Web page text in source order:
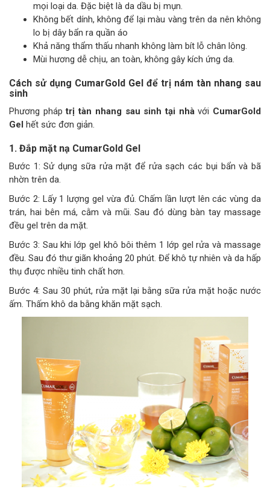
mọi loại da. Đặc biệt là da dầu bị mụn.
Không bết dính, không để lại màu vàng trên da nên không
lo bị dây bẩn ra quần áo
Khả năng thẩm thấu nhanh không làm bít lỗ chân lông.
Mùi hương dễ chịu, an toàn, không gây kích ứng da.
Cách sử dụng CumarGold Gel để trị nám tàn nhang sau
sinh
Phương pháp trị tàn nhang sau sinh tại nhàvới CumarGold
Gel hết sức đơn giản.
1. Đắp mặt nạ CumarGold Gel
Bước 1: Sử dụng sữa rửa mặt để rửa sạch các bụi bẩn và bã
nhờn trên da.
Bước 2: Lấy 1 lượng gel vừa đủ. Chấm lần lượt lên các vùng da
trán, hai bên má, cằm và mũi. Sau đó dùng bàn tay massage
đều gel trên da mặt.
Bước 3: Sau khi lớp gel khô bôi thêm 1 lớp gel rửa và massage
đều. Sau đó thư giãn khoảng 20 phút. Để khô tự nhiên và da hấp
thụ được nhiều tinh chất hơn.
Bước 4: Sau 30 phút, rửa mặt lại bằng sữa rửa mặt hoặc nước
ấm. Thấm khô da bằng khăn mặt sạch.